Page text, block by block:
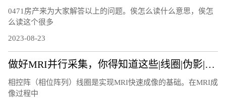
0471房产来为大家解答以上的问题。俟怎么读什么意思，俟怎
么读这个很多
2023-08-23
做好MRI并行采集，你得知道这些|线圈|伪影|图像|因子|
相控阵（相位阵列）线圈是实现MRI快速成像的基础。在MRI成
像过程中